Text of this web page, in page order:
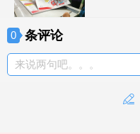
0 条评论
来说两句吧。。。